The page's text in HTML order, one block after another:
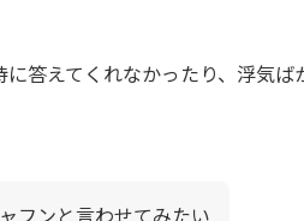
答えてくれなかったり、浮気
フンと言わせてみたい